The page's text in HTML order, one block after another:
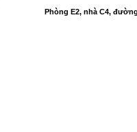
Phòng E2, nhà C4,